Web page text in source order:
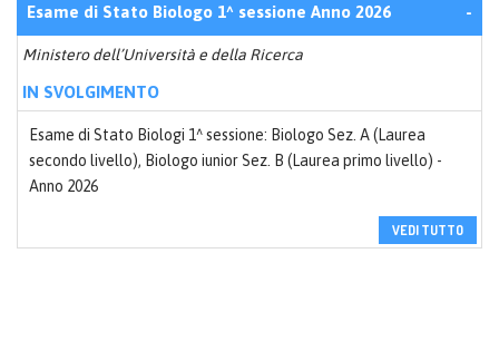
Esame di Stato Biologo 1^ sessione Anno 2026 -
Ministero dell’Università e della Ricerca
IN SVOLGIMENTO
Esame di Stato Biologi 1^ sessione: Biologo Sez. A (Laurea
secondo livello), Biologo iunior Sez. B (Laurea primo livello) -
Anno 2026
VEDI TUTTO